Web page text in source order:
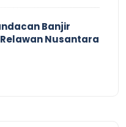
Banjir
Nusantara